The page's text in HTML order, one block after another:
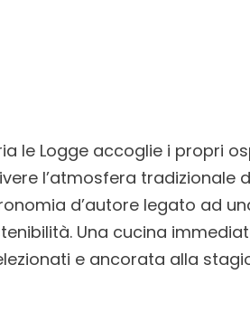
le Logge accoglie i propri
l’atmosfera tradizionale
d’autore legato ad
Una cucina
e ancorata alla